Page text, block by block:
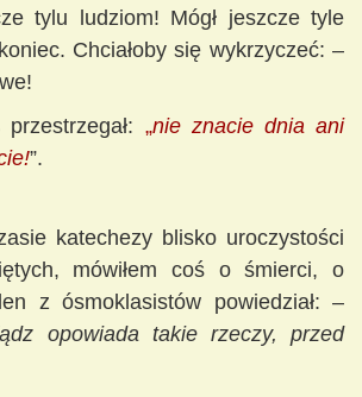
tylu ludziom! Mógł jeszcze tyle
Chciałoby się wykrzyczeć: –
„nie znacie dnia ani
”.
katechezy blisko uroczystości
mówiłem coś o śmierci, o
z ósmoklasistów powiedział: –
opowiada takie rzeczy, przed